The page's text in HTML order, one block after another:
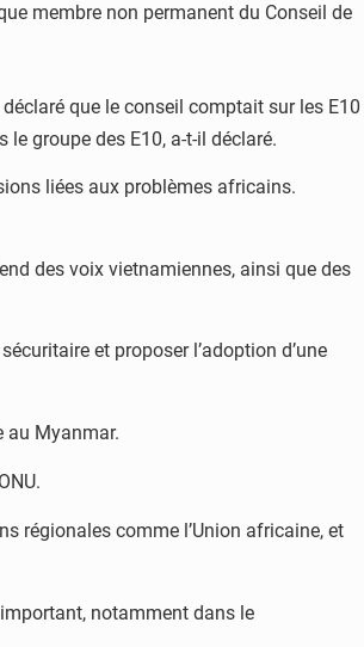
membre non permanent du Conseil de
que le conseil comptait sur les E10
groupe des E10, a-t-il déclaré.
liées aux problèmes africains.
des voix vietnamiennes, ainsi que des
et proposer l’adoption d’une
au Myanmar.
régionales comme l’Union africaine, et
important, notamment dans le